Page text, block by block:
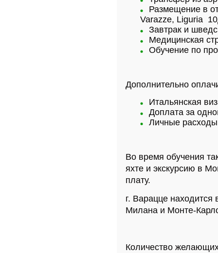
Размещение в
Varazze, Liguria
Завтрак и
Медицинская
Обучение по
Дополнительно
Итальянская
Доплата за
Личные расходы
Во время обучения
яхте и экскурсию в
плату.
г. Варацце находится
Милана и Монте-
Количество